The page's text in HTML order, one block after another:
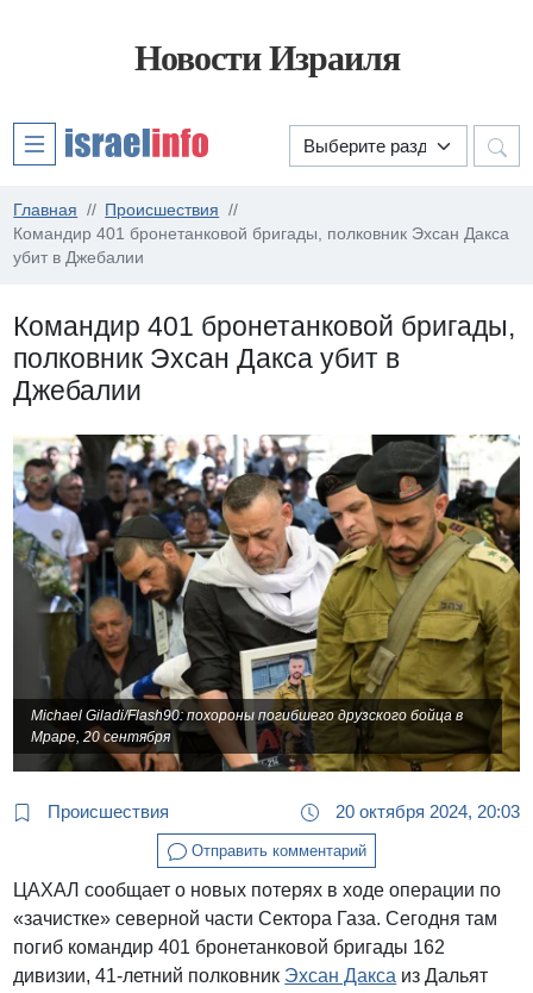
Новости Израиля
Главная
Происшествия
Командир 401 бронетанковой бригады, полковник Эхсан Дакса
убит в Джебалии
Командир 401 бронетанковой бригады,
полковник Эхсан Дакса убит в
Джебалии
Michael Giladi/Flash90: похороны погибшего друзского бойца в
Мраре, 20 сентября
Происшествия 20 октября 2024, 20:03
Отправить комментарий
ЦАХАЛ сообщает о новых потерях в ходе операции по
«зачистке» северной части Сектора Газа. Сегодня там
погиб командир 401 бронетанковой бригады 162
дивизии, 41-летний полковник Эхсан Дакса из Дальят